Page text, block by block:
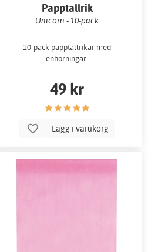
Papptallrik
Unicorn - 10-pack
10-pack papptallrikar med
enhörningar.
49 kr
Lägg i varukorg